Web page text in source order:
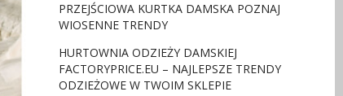
PRZEJŚCIOWA KURTKA DAMSKA POZNAJ
WIOSENNE TRENDY
HURTOWNIA ODZIEŻY DAMSKIEJ
FACTORYPRICE.EU – NAJLEPSZE TRENDY
ODZIEŻOWE W TWOIM SKLEPIE